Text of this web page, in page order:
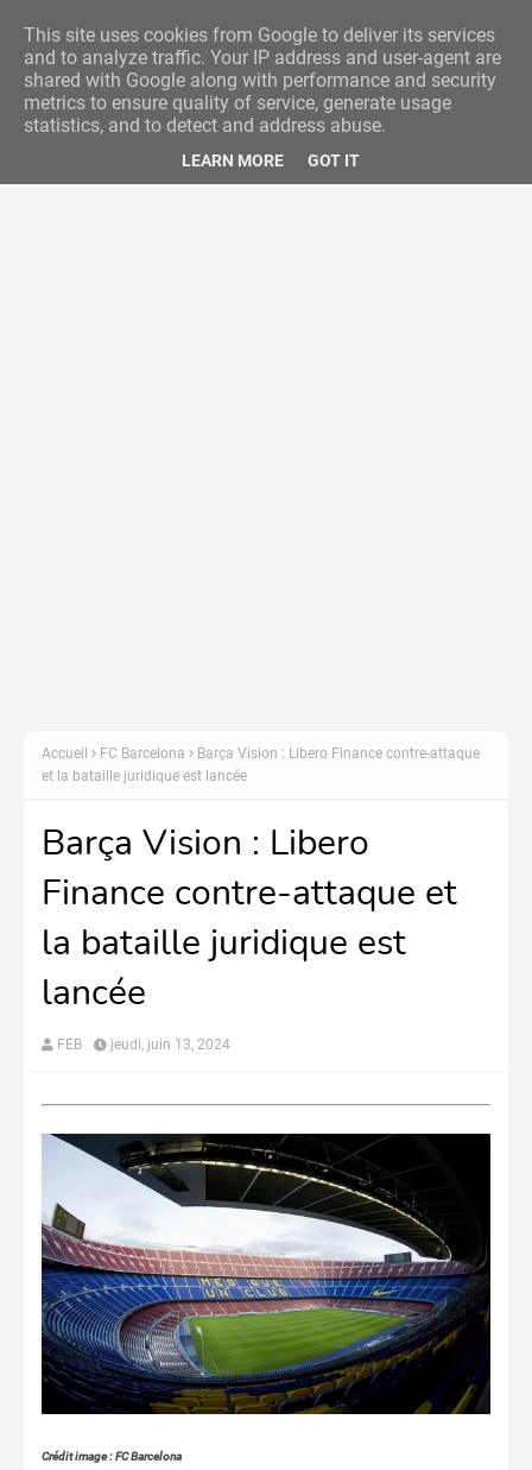
Accueil FC Barcelona
Barça Vision : Libero Finance contre-attaque
et la bataille juridique est lancée
Barça Vision : Libero
Finance contre-attaque et
la bataille juridique est
lancée
FEB jeudi, juin 13, 2024
Crédit image : FC Barcelona
This site uses cookies from Google to deliver its services
and to analyze traffic. Your IP address and user-agent are
shared with Google along with performance and security
metrics to ensure quality of service, generate usage
statistics, and to detect and address abuse.
LEARN MORE GOT IT